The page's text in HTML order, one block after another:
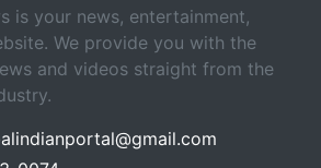
is your news, entertainment,
We provide you with the
and videos straight from the